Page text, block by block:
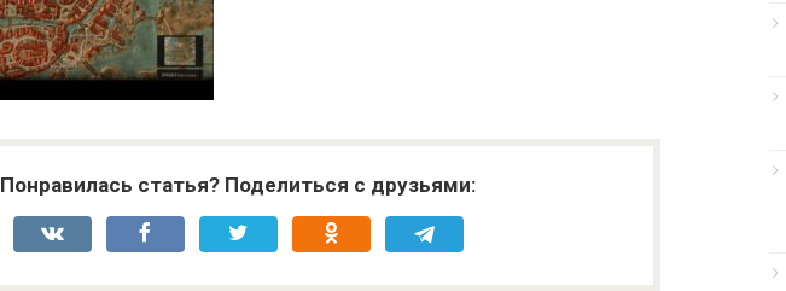
Понравилась статья? Поделиться с друзьями: